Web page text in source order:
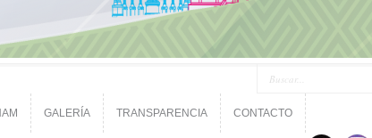
GALERÍA TRANSPARENCIA CONTACTO